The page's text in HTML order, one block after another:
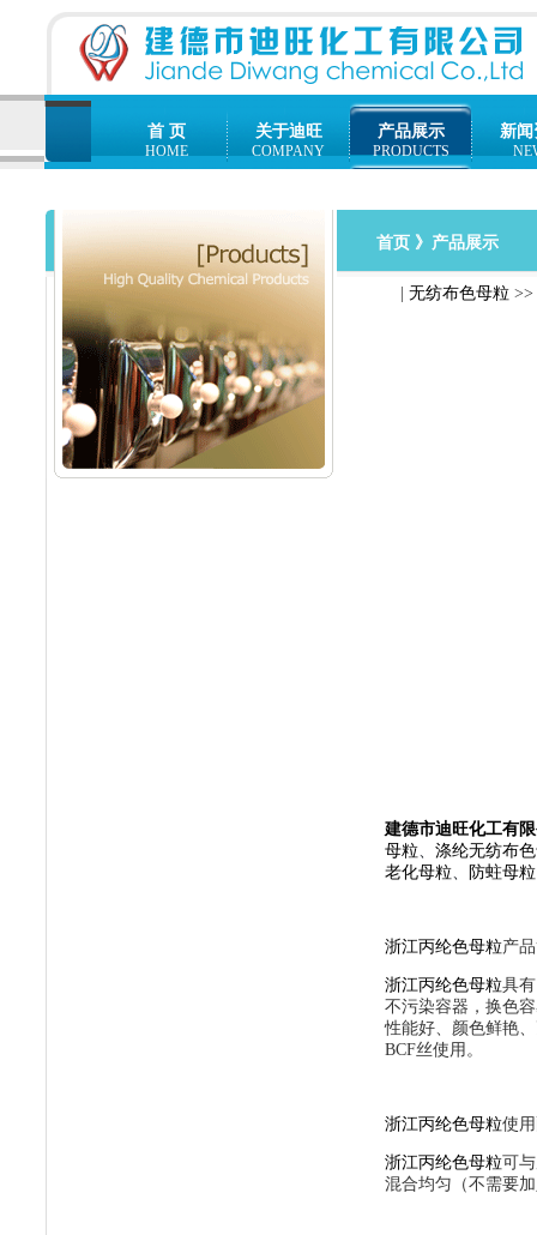
首 页
HOME
关于迪旺
COMPANY
产品展示
PRODUCTS
新闻
首页 》产品展示
无纺布色母粒>>
建德市迪旺化工有
母粒、 涤纶无纺布
老化母粒、 防蛀母粒
浙江丙纶色母粒产
浙江丙纶色母粒具
不污染容器，换色
性能好、颜色鲜艳
BCF丝使用。
浙江丙纶色母粒使
浙江丙纶色母粒可
混合均匀（不需要